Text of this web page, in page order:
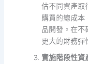
估不同資產取
購買的總成本
品開發。在不
更大的財務彈
實施階段性資